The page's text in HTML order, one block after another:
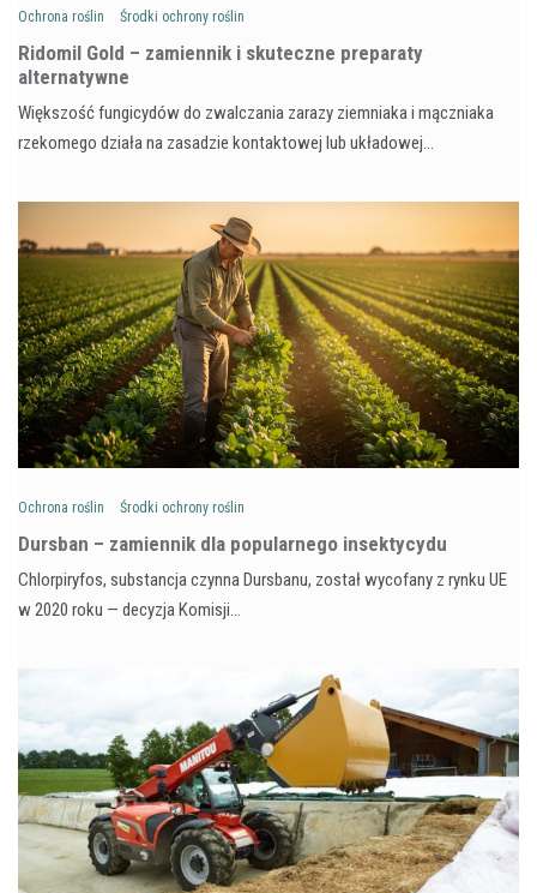
Ochrona roślin Środki ochrony roślin
Ridomil Gold – zamiennik i skuteczne preparaty
alternatywne
Większość fungicydów do zwalczania zarazy ziemniaka i mączniaka
rzekomego działa na zasadzie kontaktowej lub układowej…
Ochrona roślin Środki ochrony roślin
Dursban – zamiennik dla popularnego insektycydu
Chlorpiryfos, substancja czynna Dursbanu, został wycofany z rynku UE
w 2020 roku — decyzja Komisji…